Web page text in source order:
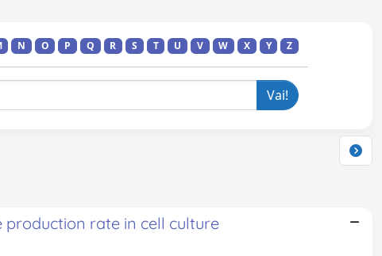
N O P Q R S T U V W X Y Z
rate in cell culture